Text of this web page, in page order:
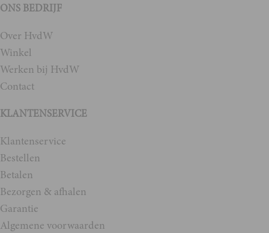
ONS BEDRIJF
Over HvdW
Winkel
Werken bij HvdW
Contact
KLANTENSERVICE
Klantenservice
Bestellen
Betalen
Bezorgen & afhalen
Garantie
Algemene voorwaarden